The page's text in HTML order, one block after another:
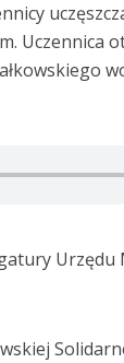
Uczennica
Urzędu